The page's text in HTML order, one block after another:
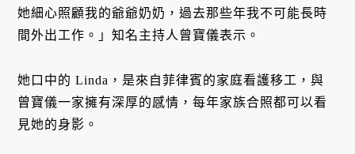
她細心照顧我的爺爺奶奶，過去那些年我不可能長時
間外出工作。」知名主持人曾寶儀表示。
她口中的 Linda，是來自菲律賓的家庭看護移工，與
曾寶儀一家擁有深厚的感情，每年家族合照都可以看
見她的身影。